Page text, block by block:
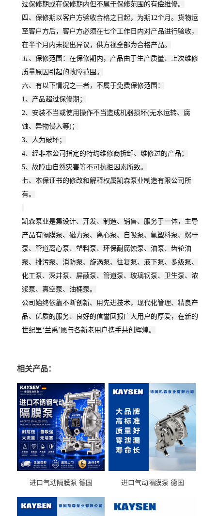
过保修期或在保修期内但不属于保修范围的有偿维修。
四、保修期以客户方验收合格之日起，为期12个月。货物运
至客户方后，客户方必须在七个工作日内对产品进行验收，
在半个月内未提出异议，供方视全部为合格产品。
五、保修范围：在保修期内，产品由于生产质量、上次维修
质量原因引起的故障范围。
六、有以下情况之一者，不属于免费保修范围：
1、产品超过保修期；
2、安装不当或使用操作不当造成机器损坏(无水运转、腐
蚀、异物侵入等)；
3、人为破坏；
4、经非本公司指定的特约维修商拆卸、维修过的产品；
5、故障由自然灾害等不可抗拒因素所致。
七、本保证书的修改和解释权属凯森泵业制造有限公司所
有。
凯森泵业是集设计、开发、制造、销售、服务于一体，主导
产品有隔膜泵、磁力泵、离心泵、自吸泵、氟塑料泵、螺杆
泵、管道离心泵、塑料泵、环保耐腐蚀泵、油泵、齿轮油
泵、排污泵、消防泵、旋涡泵、往复泵、液下泵、多级泵、
化工泵、深井泵、屏蔽泵、管道泵、玻璃钢泵、卫生泵、浓
浆泵、真空泵、油桶泵。
公司始终依靠不断创新、用先进技术，现代化管理、精良产
品、优质的服务、良好的信誉回报广大用户的厚爱，在新的
世纪里‘兰禹’愿与各新老用户携手共创辉煌。
相关产品：
进口气动隔膜泵 德国
送气动泵
进口气动隔膜泵 德国
输送